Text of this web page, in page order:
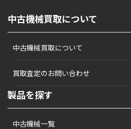
中古機械買取について
中古機械買取について
買取査定のお問い合わせ
製品を探す
中古機械一覧